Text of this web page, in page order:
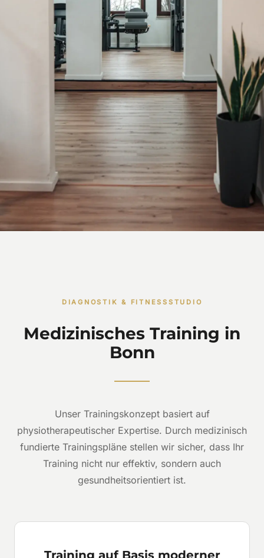
DIAGNOSTIK & FITNESSSTUDIO
Medizinisches Training in
Bonn
Unser Trainingskonzept basiert auf
physiotherapeutischer Expertise. Durch medizinisch
fundierte Trainingspläne stellen wir sicher, dass Ihr
Training nicht nur effektiv, sondern auch
gesundheitsorientiert ist.
Training auf Basis moderner